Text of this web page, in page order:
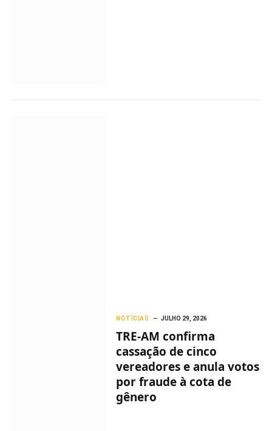
NOTÍCIAS JULHO 29, 2026
TRE-AM confirma
cassação de cinco
vereadores e anula votos
por fraude à cota de
gênero